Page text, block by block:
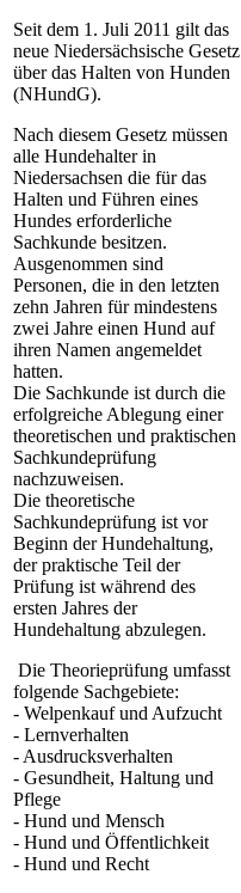
Seit dem 1. Juli 2011 gilt das
neue Niedersächsische Gesetz
über das Halten von Hunden
(NHundG).
Nach diesem Gesetz müssen
alle Hundehalter in
Niedersachsen die für das
Halten und Führen eines
Hundes erforderliche
Sachkunde besitzen.
Ausgenommen sind
Personen, die in den letzten
zehn Jahren für mindestens
zwei Jahre einen Hund auf
ihren Namen angemeldet
hatten.
Die Sachkunde ist durch die
erfolgreiche Ablegung einer
theoretischen und praktischen
Sachkundeprüfung
nachzuweisen.
Die theoretische
Sachkundeprüfung ist vor
Beginn der Hundehaltung,
der praktische Teil der
Prüfung ist während des
ersten Jahres der
Hundehaltung abzulegen.
Die Theorieprüfung umfasst
folgende Sachgebiete:
- Welpenkauf und Aufzucht
- Lernverhalten
- Ausdrucksverhalten
- Gesundheit, Haltung und
Pflege
- Hund und Mensch
- Hund und Öffentlichkeit
- Hund und Recht